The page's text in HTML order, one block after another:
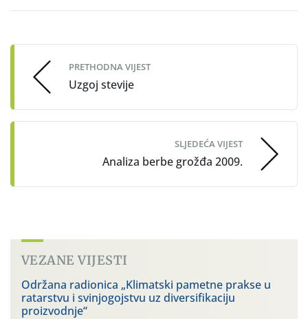
navigation
PRETHODNA VIJEST
Uzgoj stevije
SLJEDEĆA VIJEST
Analiza berbe grožđa 2009.
VEZANE VIJESTI
Održana radionica „Klimatski pametne prakse u
ratarstvu i svinjogojstvu uz diversifikaciju
proizvodnje“